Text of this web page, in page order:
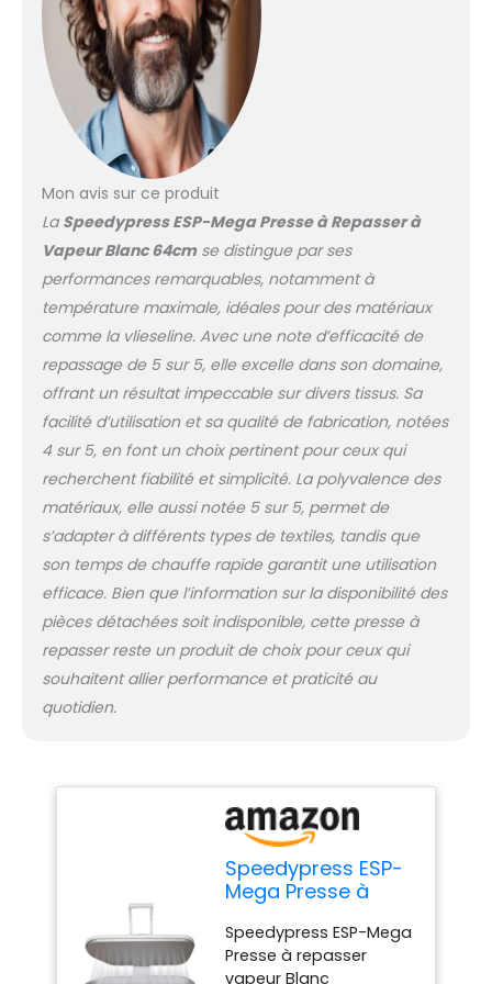
Comprend également
un flacon vaporisateur,
un coussin presseur et
un verre doseur.
Garantie complète de
12 mois y compris
gratuite au Royaume-
Uni. Expédition le jour
même. The Iron Press
Company - Le premier
fournisseur européen
de presses à repasser,
machines à coudre et
accessoires depuis
1977.
Mon avis sur ce produit
La Speedypress ESP-Mega Presse à Repasser à
Vapeur Blanc 64cmse distingue par ses
performances remarquables, notamment à
température maximale, idéales pour des matériaux
comme la vlieseline. Avec une note d’efficacité de
repassage de 5 sur 5, elle excelle dans son domaine,
offrant un résultat impeccable sur divers tissus. Sa
facilité d’utilisation et sa qualité de fabrication, notées
4 sur 5, en font un choix pertinent pour ceux qui
recherchent fiabilité et simplicité. La polyvalence des
matériaux, elle aussi notée 5 sur 5, permet de
s’adapter à différents types de textiles, tandis que
son temps de chauffe rapide garantit une utilisation
efficace. Bien que l’information sur la disponibilité des
pièces détachées soit indisponible, cette presse à
repasser reste un produit de choix pour ceux qui
souhaitent allier performance et praticité au
quotidien.
Speedypress ESP-
Mega Presse à
Blanc 64cm
Speedypress ESP-Mega
Presse à repasser
vapeur Blanc